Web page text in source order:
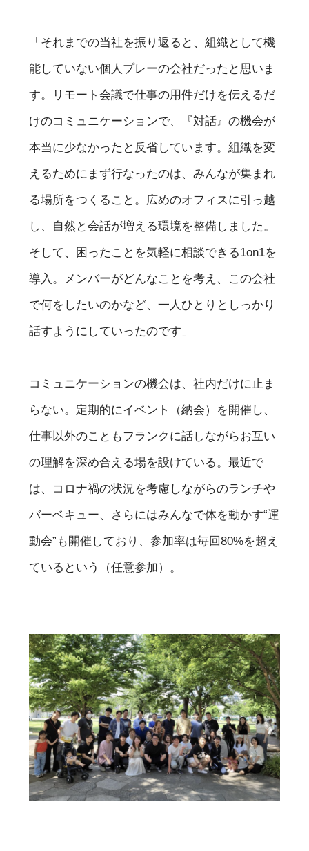
「それまでの当社を振り返ると、組織として機
能していない個人プレーの会社だったと思いま
す。リモート会議で仕事の用件だけを伝えるだ
けのコミュニケーションで、『対話』の機会が
本当に少なかったと反省しています。組織を変
えるためにまず行なったのは、みんなが集まれ
る場所をつくること。広めのオフィスに引っ越
し、自然と会話が増える環境を整備しました。
そして、困ったことを気軽に相談できる1on1を
導入。メンバーがどんなことを考え、この会社
で何をしたいのかなど、一人ひとりとしっかり
話すようにしていったのです」
コミュニケーションの機会は、社内だけに止ま
らない。定期的にイベント（納会）を開催し、
仕事以外のこともフランクに話しながらお互い
の理解を深め合える場を設けている。最近で
は、コロナ禍の状況を考慮しながらのランチや
バーベキュー、さらにはみんなで体を動かす“運
動会”も開催しており、参加率は毎回80%を超え
ているという（任意参加）。